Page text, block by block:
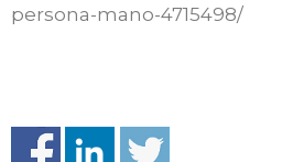
persona-mano-4715498/